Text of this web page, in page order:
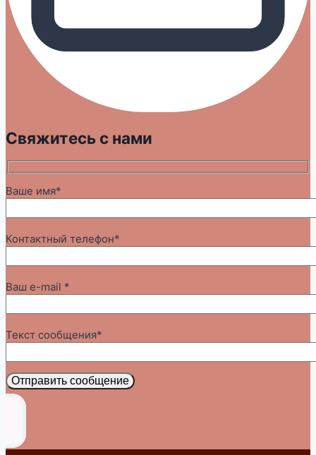
Свяжитесь с нами
Ваше имя*
Контактный телефон*
Ваш e-mail *
Текст сообщения*
Отправить сообщение